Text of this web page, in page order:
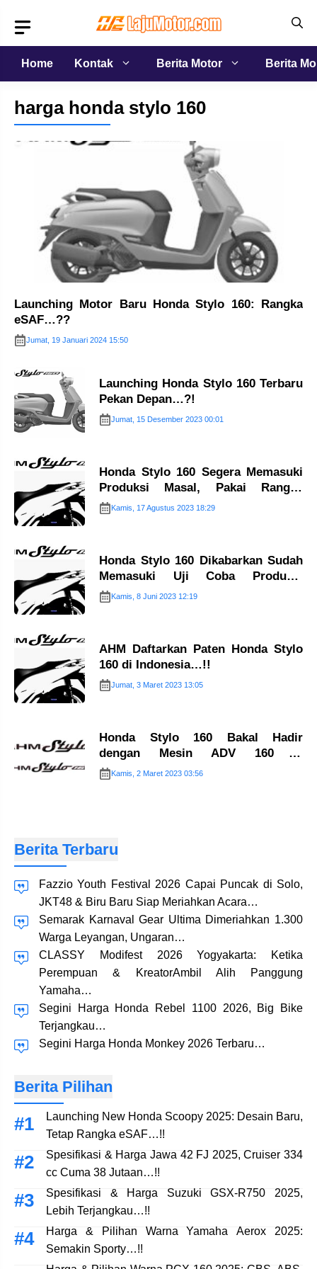
isi
Home
Kontak Berita Motor Berita
harga honda stylo 160
Launching Motor Baru Honda Stylo 160: Rangka
eSAF…??
Jumat, 19 Januari 2024 15:50
Launching Honda Stylo 160 Terbaru
Pekan Depan…?!
Jumat, 15 Desember 2023 00:01
Honda Stylo 160 Segera Memasuki
Produksi Masal, Pakai Rangka
eSAF…?!
Kamis, 17 Agustus 2023 18:29
Honda Stylo 160 Dikabarkan Sudah
Memasuki Uji Coba Produksi
Masal…!!
Kamis, 8 Juni 2023 12:19
AHM Daftarkan Paten Honda Stylo
160 di Indonesia…!!
Jumat, 3 Maret 2023 13:05
Honda Stylo 160 Bakal Hadir
dengan Mesin ADV 160 di
Indonesia…!!
Kamis, 2 Maret 2023 03:56
Berita Terbaru
Fazzio Youth Festival 2026 Capai Puncak di Solo,
JKT48 & Biru Baru Siap Meriahkan Acara…
Semarak Karnaval Gear Ultima Dimeriahkan 1.300
Warga Leyangan, Ungaran…
CLASSY Modifest 2026 Yogyakarta: Ketika
Perempuan & KreatorAmbil Alih Panggung
Yamaha…
Segini Harga Honda Rebel 1100 2026, Big Bike
Terjangkau…
Segini Harga Honda Monkey 2026 Terbaru…
Berita Pilihan
Launching New Honda Scoopy 2025: Desain Baru,
Tetap Rangka eSAF…!!
Spesifikasi & Harga Jawa 42 FJ 2025, Cruiser 334
cc Cuma 38 Jutaan…!!
Spesifikasi & Harga Suzuki GSX-R750 2025,
Lebih Terjangkau…!!
Harga & Pilihan Warna Yamaha Aerox 2025:
Semakin Sporty…!!